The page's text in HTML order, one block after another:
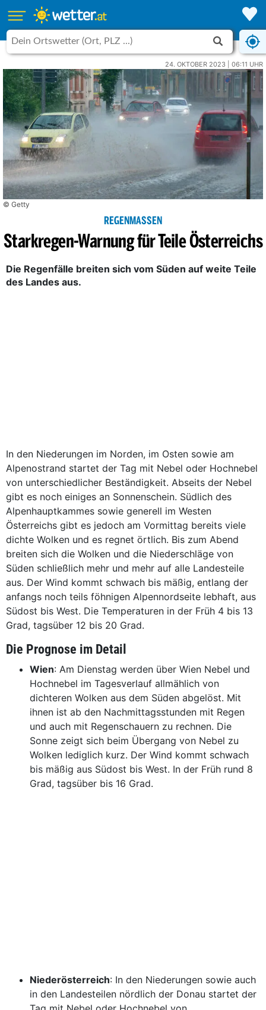
24. OKTOBER 2023 | 06:11 UHR
© Getty
REGENMASSEN
Starkregen-Warnung für Teile Österreichs
Die Regenfälle breiten sich vom Süden auf weite Teile
des Landes aus.
In den Niederungen im Norden, im Osten sowie am
Alpenostrand startet der Tag mit Nebel oder Hochnebel
von unterschiedlicher Beständigkeit. Abseits der Nebel
gibt es noch einiges an Sonnenschein. Südlich des
Alpenhauptkammes sowie generell im Westen
Österreichs gibt es jedoch am Vormittag bereits viele
dichte Wolken und es regnet örtlich. Bis zum Abend
breiten sich die Wolken und die Niederschläge von
Süden schließlich mehr und mehr auf alle Landesteile
aus. Der Wind kommt schwach bis mäßig, entlang der
anfangs noch teils föhnigen Alpennordseite lebhaft, aus
Südost bis West. Die Temperaturen in der Früh 4 bis 13
Grad, tagsüber 12 bis 20 Grad.
Die Prognose im Detail
Wien: Am Dienstag werden über Wien Nebel und
Hochnebel im Tagesverlauf allmählich von
dichteren Wolken aus dem Süden abgelöst. Mit
ihnen ist ab den Nachmittagsstunden mit Regen
und auch mit Regenschauern zu rechnen. Die
Sonne zeigt sich beim Übergang von Nebel zu
Wolken lediglich kurz. Der Wind kommt schwach
bis mäßig aus Südost bis West. In der Früh rund 8
Grad, tagsüber bis 16 Grad.
Niederösterreich: In den Niederungen sowie auch
in den Landesteilen nördlich der Donau startet der